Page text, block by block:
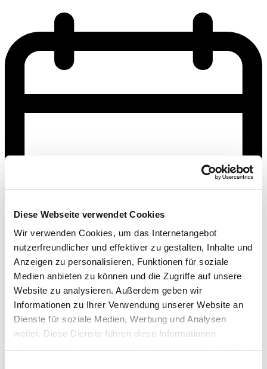
Diese Webseite verwendet Cookies
Wir verwenden Cookies, um das Internetangebot
nutzerfreundlicher und effektiver zu gestalten, Inhalte und
Anzeigen zu personalisieren, Funktionen für soziale
Medien anbieten zu können und die Zugriffe auf unsere
Website zu analysieren. Außerdem geben wir
Informationen zu Ihrer Verwendung unserer Website an
Dienste für soziale Medien, Werbung und Analysen
weiter. Diese Dienste führen diese Informationen
09.06.-10.06.2026